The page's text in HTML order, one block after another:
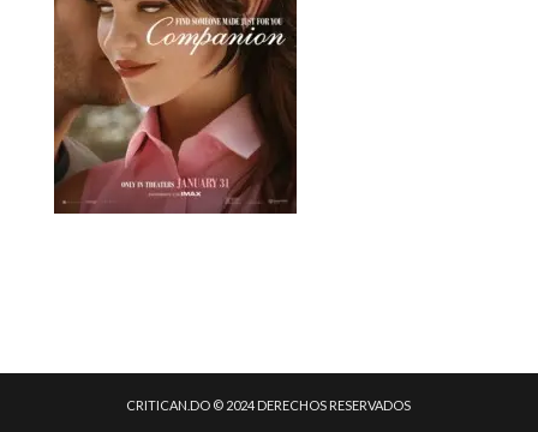
CRITICAN.DO © 2024 DERECHOS RESERVADOS